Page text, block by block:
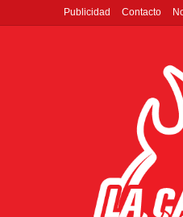
Publicidad Contacto